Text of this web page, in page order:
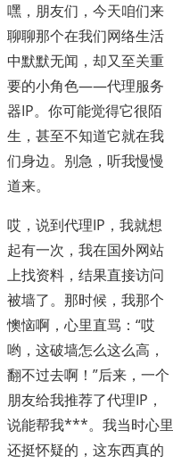
嘿，朋友们，今天咱们来
聊聊那个在我们网络生活
中默默无闻，却又至关重
要的小角色——代理服务
器IP。你可能觉得它很陌
生，甚至不知道它就在我
们身边。别急，听我慢慢
道来。
哎，说到代理IP，我就想
起有一次，我在国外网站
上找资料，结果直接访问
被墙了。那时候，我那个
懊恼啊，心里直骂：“哎
哟，这破墙怎么这么高，
翻不过去啊！”后来，一个
朋友给我推荐了代理IP，
说能帮我***。我当时心里
还挺怀疑的，这东西真的